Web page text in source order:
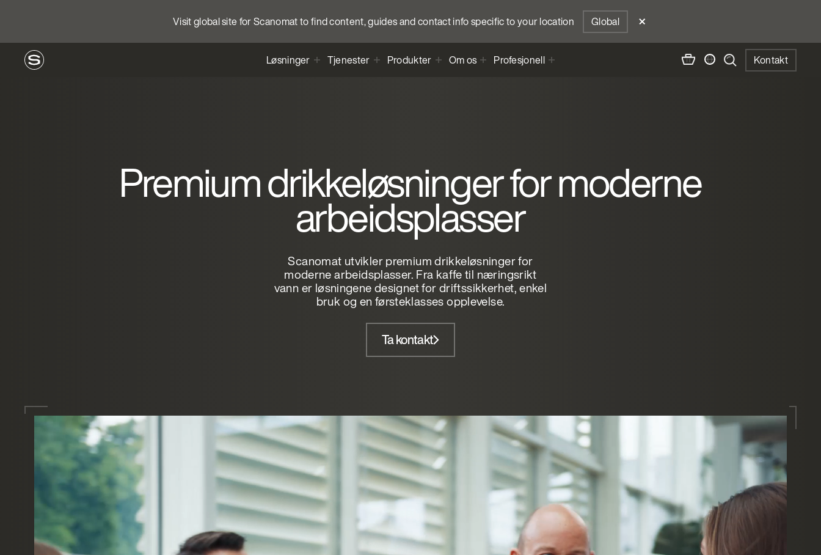
Visit global site for Scanomat to find content, guides and contact info specific to your location Global
Løsninger Tjenester Produkter Om os Profesjonell Kontakt
Premium drikkeløsninger for moderne
arbeidsplasser
Scanomat utvikler premium drikkeløsninger for
moderne arbeidsplasser. Fra kaffe til næringsrikt
vann er løsningene designet for driftssikkerhet, enkel
bruk og en førsteklasses opplevelse.
Ta kontakt